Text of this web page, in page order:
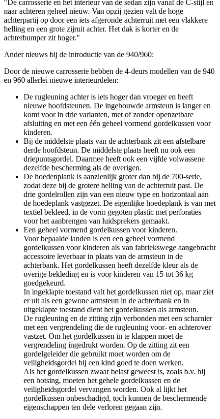
"De carrosserie en het interieur van de sedan zijn vanaf de C-stijl en
naar achteren geheel nieuw. Van opzij gezien valt de hoge
achterpartij op door een iets afgeronde achterruit met een vlakkere
helling en een grote zijruit achter. Het dak is korter en de
achterbumper zit hoger."
Ander nieuws bij de introductie van de 940/960:
Door de nieuwe carrosserie hebben de 4-deurs modellen van de 940
en 960 allerlei nieuwe interieurdelen:
De rugleuning achter is iets hoger dan vroeger en heeft
nieuwe hoofdsteunen. De ingebouwde armsteun is langer en
komt voor in drie varianten, met of zonder openzetbare
afsluiting en met een één geheel vormend gordelkussen voor
kinderen.
Bij de middelste plaats van de achterbank zit een afstelbare
derde hoofdsteun. De middelste plaats heeft nu ook een
driepuntsgordel. Daarmee heeft ook een vijfde volwassene
dezelfde bescherming als de overigen.
De hoedenplank is aanzienlijk groter dan bij de 700-serie,
zodat deze bij de grotere helling van de achterruit past. De
drie gordelrollen zijn van een nieuw type en horizontaal aan
de hoedeplank vastgezet. De eigenlijke hoedeplank is van met
textiel bekleed, in de vorm gegoten plastic met perforaties
voor het aanbrengen van luidsprekers gemaakt.
Een geheel vormend gordelkussen voor kinderen.
Voor bepaalde landen is een een geheel vormend
gordelkussen voor kinderen als van fabriekswege aangebracht
accessoire leverbaar in plaats van de armsteun in de
achterbank. Het gordelkussen heeft dezelfde kleur als de
overige bekleding en is voor kinderen van 15 tot 36 kg
goedgekeurd.
In ingeklapte toestand valt het gordelkussen niet op, maar ziet
er uit als een gewone armsteun in de achterbank en in
uitgeklapte toestand dient het gordelkussen als armsteun.
De rugleuning en de zitting zijn verbonden met een scharnier
met een vergrendeling die de rugleuning voor- en achterover
vastzet. Om het gordelkussen in te klappen moet de
vergrendeling ingedrukt worden. Op de zitting zit een
gordelgeleider die gebruikt moet worden om de
veiligheidsgordel bij een kind goed te doen werken.
Als het gordelkussen zwaar belast geweest is, zoals b.v. bij
een botsing, moeten het gehele gordelkussen en de
veiligheidsgordel vervangen worden. Ook al lijkt het
gordelkussen onbeschadigd, toch kunnen de beschermende
eigenschappen ten dele verloren gegaan zijn.